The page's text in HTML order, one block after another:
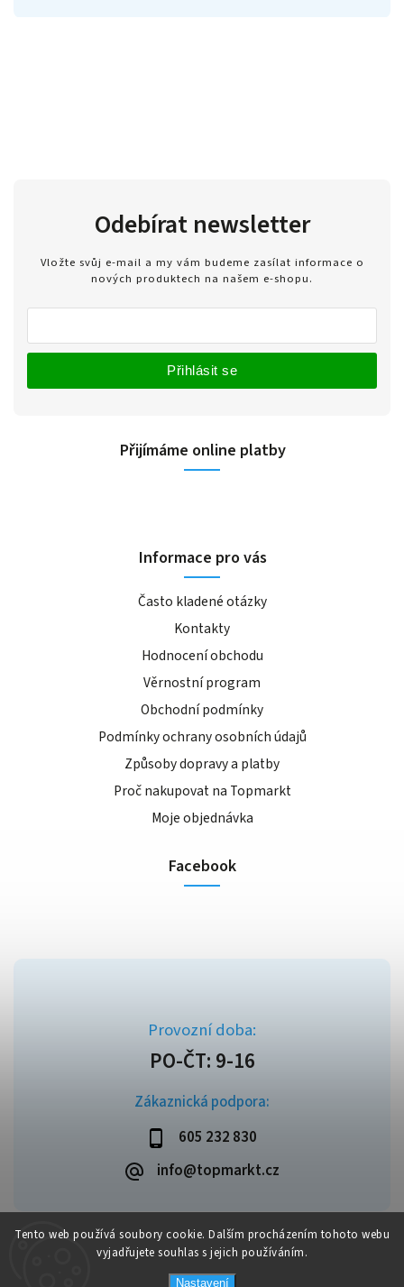
Tento web používá soubory cookie. Dalším procházením tohoto webu
vyjadřujete souhlas s jejich používáním.
Nastavení
Zákaznická podpora:
605 232 830
info@topmarkt.cz
Odebírat newsletter
Vložte svůj e-mail a my vám budeme zasílat informace o
nových produktech na našem e-shopu.
Přihlásit se
Přijímáme online platby
Informace pro vás
Často kladené otázky
Kontakty
Hodnocení obchodu
Věrnostní program
Obchodní podmínky
Podmínky ochrany osobních údajů
Způsoby dopravy a platby
Proč nakupovat na Topmarkt
Moje objednávka
Facebook
Copyright 2026 Topmarkt.cz. Všechna práva vyhrazena.
VytvořilShoptet| Design